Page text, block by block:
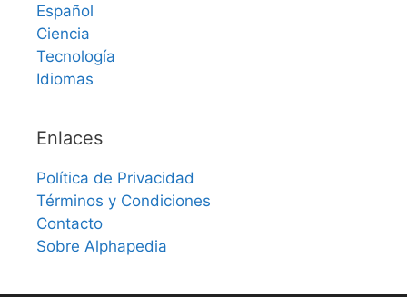
Español
Ciencia
Tecnología
Idiomas
Enlaces
Política de Privacidad
Términos y Condiciones
Contacto
Sobre Alphapedia